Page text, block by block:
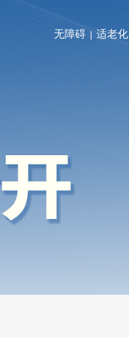
无障碍 |适老化